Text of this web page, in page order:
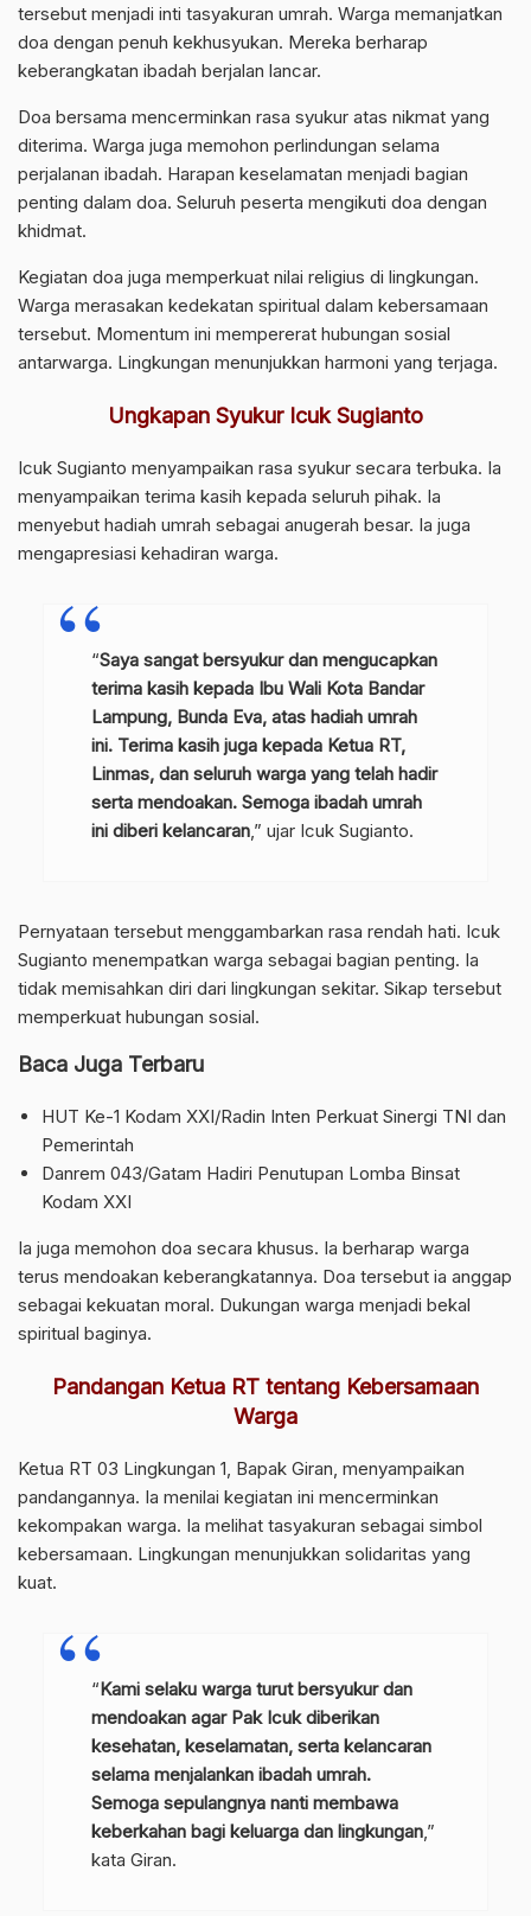
tersebut menjadi inti tasyakuran umrah. Warga memanjatkan
doa dengan penuh kekhusyukan. Mereka berharap
keberangkatan ibadah berjalan lancar.
Doa bersama mencerminkan rasa syukur atas nikmat yang
diterima. Warga juga memohon perlindungan selama
perjalanan ibadah. Harapan keselamatan menjadi bagian
penting dalam doa. Seluruh peserta mengikuti doa dengan
khidmat.
Kegiatan doa juga memperkuat nilai religius di lingkungan.
Warga merasakan kedekatan spiritual dalam kebersamaan
tersebut. Momentum ini mempererat hubungan sosial
antarwarga. Lingkungan menunjukkan harmoni yang terjaga.
Ungkapan Syukur Icuk Sugianto
Icuk Sugianto menyampaikan rasa syukur secara terbuka. Ia
menyampaikan terima kasih kepada seluruh pihak. Ia
menyebut hadiah umrah sebagai anugerah besar. Ia juga
mengapresiasi kehadiran warga.
“Saya sangat bersyukur dan mengucapkan
terima kasih kepada Ibu Wali Kota Bandar
Lampung, Bunda Eva, atas hadiah umrah
ini. Terima kasih juga kepada Ketua RT,
Linmas, dan seluruh warga yang telah hadir
serta mendoakan. Semoga ibadah umrah
ini diberi kelancaran,” ujar Icuk Sugianto.
Pernyataan tersebut menggambarkan rasa rendah hati. Icuk
Sugianto menempatkan warga sebagai bagian penting. Ia
tidak memisahkan diri dari lingkungan sekitar. Sikap tersebut
memperkuat hubungan sosial.
Baca Juga Terbaru
HUT Ke-1 Kodam XXI/Radin Inten Perkuat Sinergi TNI dan
Pemerintah
Danrem 043/Gatam Hadiri Penutupan Lomba Binsat
Kodam XXI
Ia juga memohon doa secara khusus. Ia berharap warga
terus mendoakan keberangkatannya. Doa tersebut ia anggap
sebagai kekuatan moral. Dukungan warga menjadi bekal
spiritual baginya.
Pandangan Ketua RT tentang Kebersamaan
Warga
Ketua RT 03 Lingkungan 1, Bapak Giran, menyampaikan
pandangannya. Ia menilai kegiatan ini mencerminkan
kekompakan warga. Ia melihat tasyakuran sebagai simbol
kebersamaan. Lingkungan menunjukkan solidaritas yang
kuat.
“Kami selaku warga turut bersyukur dan
mendoakan agar Pak Icuk diberikan
kesehatan, keselamatan, serta kelancaran
selama menjalankan ibadah umrah.
Semoga sepulangnya nanti membawa
keberkahan bagi keluarga dan lingkungan,”
kata Giran.